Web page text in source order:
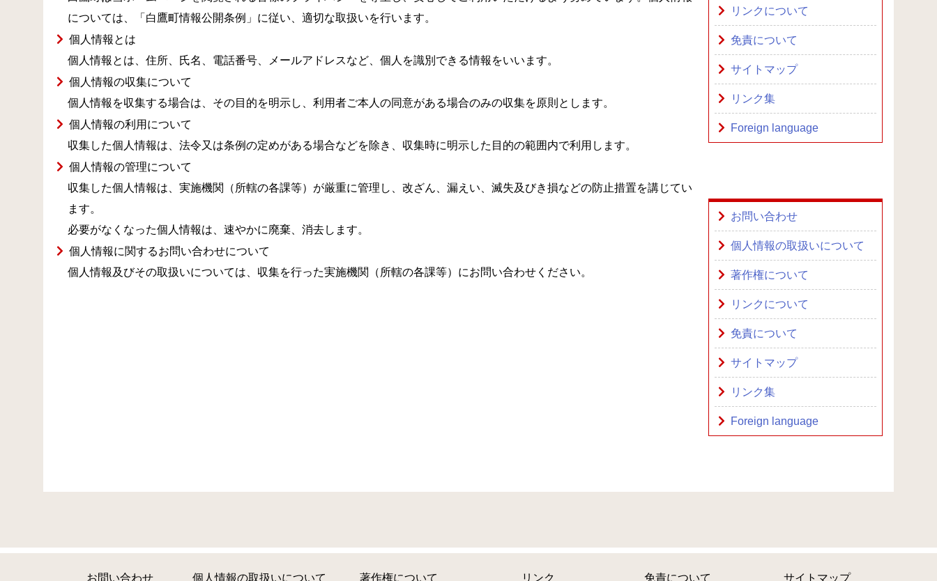
については、「白鷹町情報公開条例」に従い、適切な取扱いを行います。
個人情報とは
個人情報とは、住所、氏名、電話番号、メールアドレスなど、個人を識別できる情報をいいます。
個人情報の収集について
個人情報を収集する場合は、その目的を明示し、利用者ご本人の同意がある場合のみの収集を原則とします。
個人情報の利用について
収集した個人情報は、法令又は条例の定めがある場合などを除き、収集時に明示した目的の範囲内で利用します。
個人情報の管理について
収集した個人情報は、実施機関（所轄の各課等）が厳重に管理し、改ざん、漏えい、滅失及びき損などの防止措置を講じてい
ます。
必要がなくなった個人情報は、速やかに廃棄、消去します。
個人情報に関するお問い合わせについて
個人情報及びその取扱いについては、収集を行った実施機関（所轄の各課等）にお問い合わせください。
リンクについて
免責について
サイトマップ
リンク集
Foreign language
お問い合わせ
個人情報の取扱いについて
著作権について
リンクについて
免責について
サイトマップ
リンク集
Foreign language
お問い合わせ 個人情報の取扱いについて 著作権について リンク 免責について サイトマップ